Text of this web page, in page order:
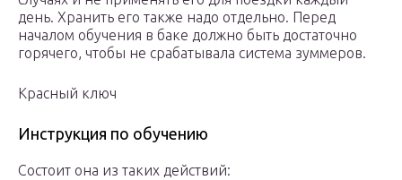
день. Хранить его также надо отдельно. Перед
началом обучения в баке должно быть достаточно
горячего, чтобы не срабатывала система зуммеров.
Красный ключ
Инструкция по обучению
Состоит она из таких действий: